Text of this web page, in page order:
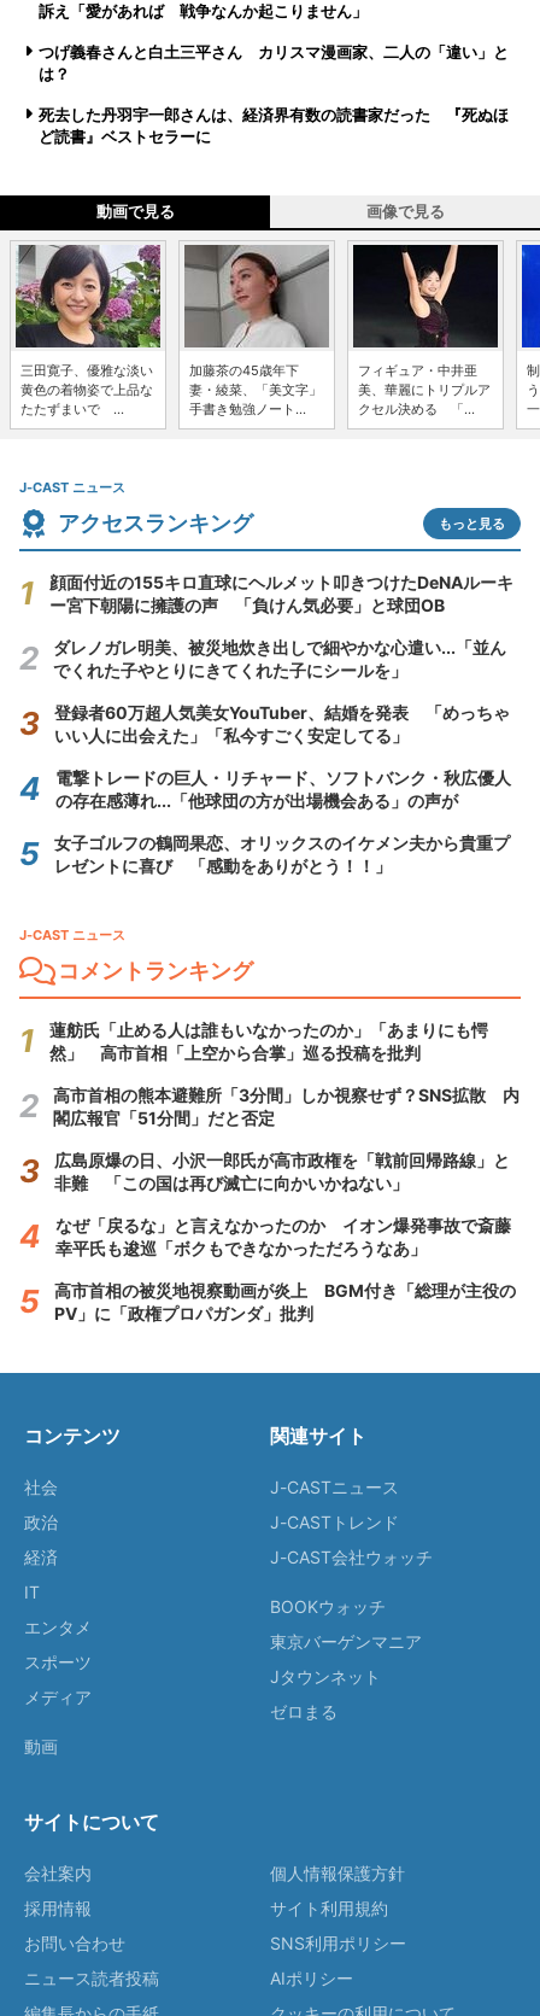
訴え「愛があれば 戦争なんか起こりません」
つげ義春さんと白土三平さん カリスマ漫画家、二人の「違い」と
は？
死去した丹羽宇一郎さんは、経済界有数の読書家だった 『死ぬほ
ど読書』ベストセラーに
動画で見る 画像で見る
三田寛子、優雅な淡い
黄色の着物姿で上品な
たたずまいで ...
加藤茶の45歳年下
妻・綾菜、「美文字」
手書き勉強ノート...
フィギュア・中井亜
美、華麗にトリプルア
クセル決める 「...
J-CAST ニュース
アクセスランキング もっと見る
顔面付近の155キロ直球にヘルメット叩きつけたDeNAルーキ
ー宮下朝陽に擁護の声 「負けん気必要」と球団OB
ダレノガレ明美、被災地炊き出しで細やかな心遣い...「並ん
でくれた子やとりにきてくれた子にシールを」
登録者60万超人気美女YouTuber、結婚を発表 「めっちゃ
いい人に出会えた」「私今すごく安定してる」
電撃トレードの巨人・リチャード、ソフトバンク・秋広優人
の存在感薄れ...「他球団の方が出場機会ある」の声が
女子ゴルフの鶴岡果恋、オリックスのイケメン夫から貴重プ
レゼントに喜び 「感動をありがとう！！」
J-CAST ニュース
コメントランキング
蓮舫氏「止める人は誰もいなかったのか」「あまりにも愕
然」 高市首相「上空から合掌」巡る投稿を批判
高市首相の熊本避難所「3分間」しか視察せず？SNS拡散 内
閣広報官「51分間」だと否定
広島原爆の日、小沢一郎氏が高市政権を「戦前回帰路線」と
非難 「この国は再び滅亡に向かいかねない」
なぜ「戻るな」と言えなかったのか イオン爆発事故で斎藤
幸平氏も逡巡「ボクもできなかっただろうなあ」
高市首相の被災地視察動画が炎上 BGM付き「総理が主役の
PV」に「政権プロパガンダ」批判
コンテンツ
社会
政治
経済
IT
エンタメ
スポーツ
メディア
動画
関連サイト
J-CASTニュース
J-CASTトレンド
J-CAST会社ウォッチ
BOOKウォッチ
東京バーゲンマニア
Jタウンネット
ゼロまる
サイトについて
会社案内
採用情報
お問い合わせ
ニュース読者投稿
個人情報保護方針
サイト利用規約
SNS利用ポリシー
AIポリシー